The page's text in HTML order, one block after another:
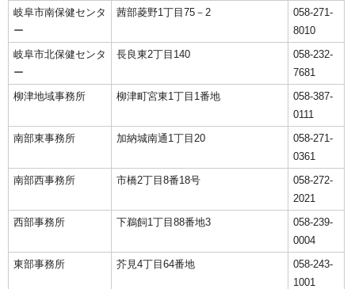
岐阜市南保健センタ
ー
茜部菱野1丁目75－2
058-271-
8010
岐阜市北保健センタ
ー
長良東2丁目140
058-232-
7681
柳津地域事務所
柳津町宮東1丁目1番地
058-387-
0111
南部東事務所
加納城南通1丁目20
058-271-
0361
南部西事務所
市橋2丁目8番18号
058-272-
2021
西部事務所
下鵜飼1丁目88番地3
058-239-
0004
東部事務所
芥見4丁目64番地
058-243-
1001